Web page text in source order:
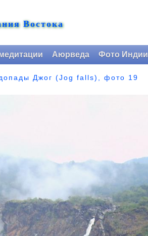
Востока
Аюрведа Фото Индии
Джог (Jog falls), фото 19